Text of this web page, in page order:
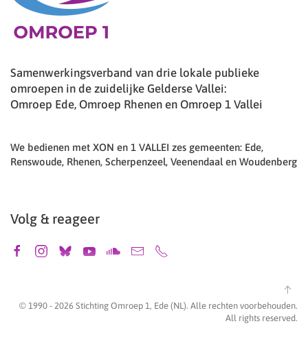
Samenwerkingsverband van drie lokale publieke
omroepen in de zuidelijke Gelderse Vallei:
Omroep Ede, Omroep Rhenen en Omroep 1 Vallei
We bedienen met XON en 1 VALLEI zes gemeenten: Ede,
Renswoude, Rhenen, Scherpenzeel, Veenendaal en Woudenberg
Volg & reageer
© 1990 - 2026 Stichting Omroep 1, Ede (NL). Alle rechten voorbehouden.
All rights reserved.